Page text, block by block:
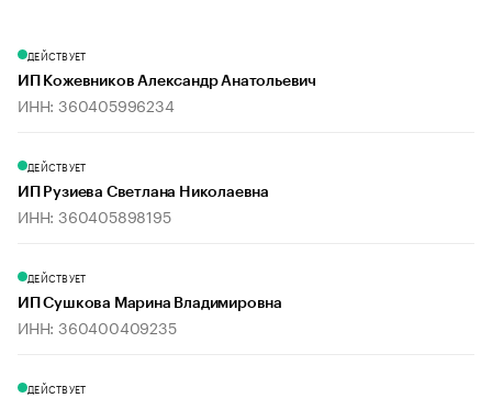
ДЕЙСТВУЕТ
ИП Кожевников Александр Анатольевич
ИНН: 360405996234
ДЕЙСТВУЕТ
ИП Рузиева Светлана Николаевна
ИНН: 360405898195
ДЕЙСТВУЕТ
ИП Сушкова Марина Владимировна
ИНН: 360400409235
ДЕЙСТВУЕТ